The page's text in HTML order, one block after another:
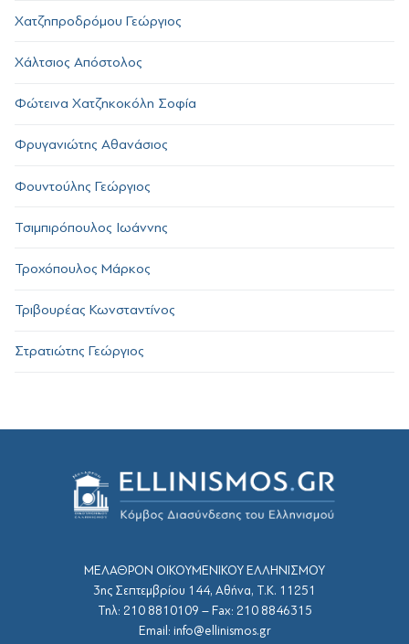
Χατζηπροδρόμου Γεώργιος
Χάλτσιος Απόστολος
Φώτεινα Χατζηκοκόλη Σοφία
Φρυγανιώτης Αθανάσιος
Φουντούλης Γεώργιος
Τσιμπιρόπουλος Ιωάννης
Τροχόπουλος Μάρκος
Τριβουρέας Κωνσταντίνος
Στρατιώτης Γεώργιος
ΜΕΛΑΘΡΟΝ ΟΙΚΟΥΜΕΝΙΚΟΥ ΕΛΛΗΝΙΣΜΟΥ
3ης Σεπτεμβρίου 144, Αθήνα, Τ.Κ. 11251
Τηλ: 210 8810109 – Fax: 210 8846315
Email: info@ellinismos.gr